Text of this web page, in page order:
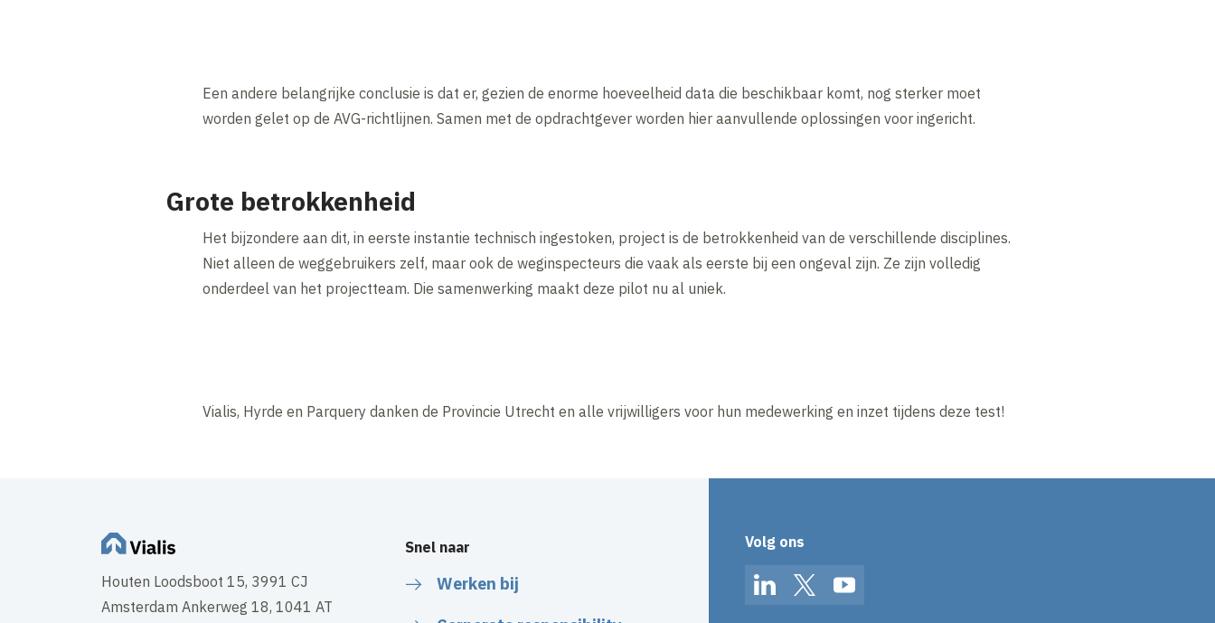
Een andere belangrijke conclusie is dat er, gezien de enorme hoeveelheid data die beschikbaar komt, nog sterker moet
worden gelet op de AVG-richtlijnen. Samen met de opdrachtgever worden hier aanvullende oplossingen voor ingericht.
Grote betrokkenheid
Het bijzondere aan dit, in eerste instantie technisch ingestoken, project is de betrokkenheid van de verschillende disciplines.
Niet alleen de weggebruikers zelf, maar ook de weginspecteurs die vaak als eerste bij een ongeval zijn. Ze zijn volledig
onderdeel van het projectteam. Die samenwerking maakt deze pilot nu al uniek.
Vialis, Hyrde en Parquery danken de Provincie Utrecht en alle vrijwilligers voor hun medewerking en inzet tijdens deze test!
Houten Loodsboot 15, 3991 CJ
Amsterdam Ankerweg 18, 1041 AT
Snel naar
Werken bij
Volg ons
LinkedInTwitterYouTube